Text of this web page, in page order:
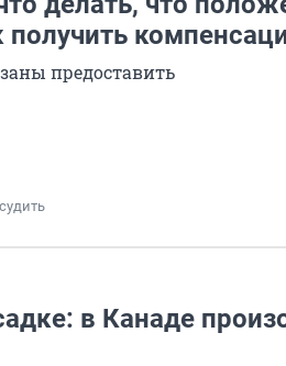
предоставить
в Канаде